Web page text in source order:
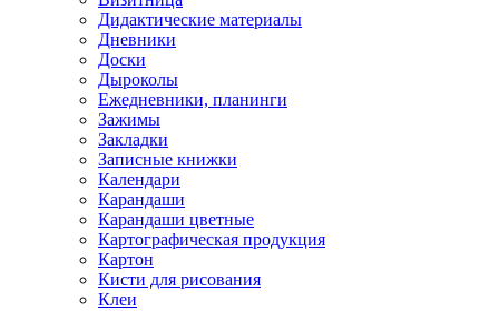
Дидактические материалы
Дневники
Доски
Дыроколы
Ежедневники, планинги
Зажимы
Закладки
Записные книжки
Календари
Карандаши
Карандаши цветные
Картографическая продукция
Картон
Кисти для рисования
Клеи